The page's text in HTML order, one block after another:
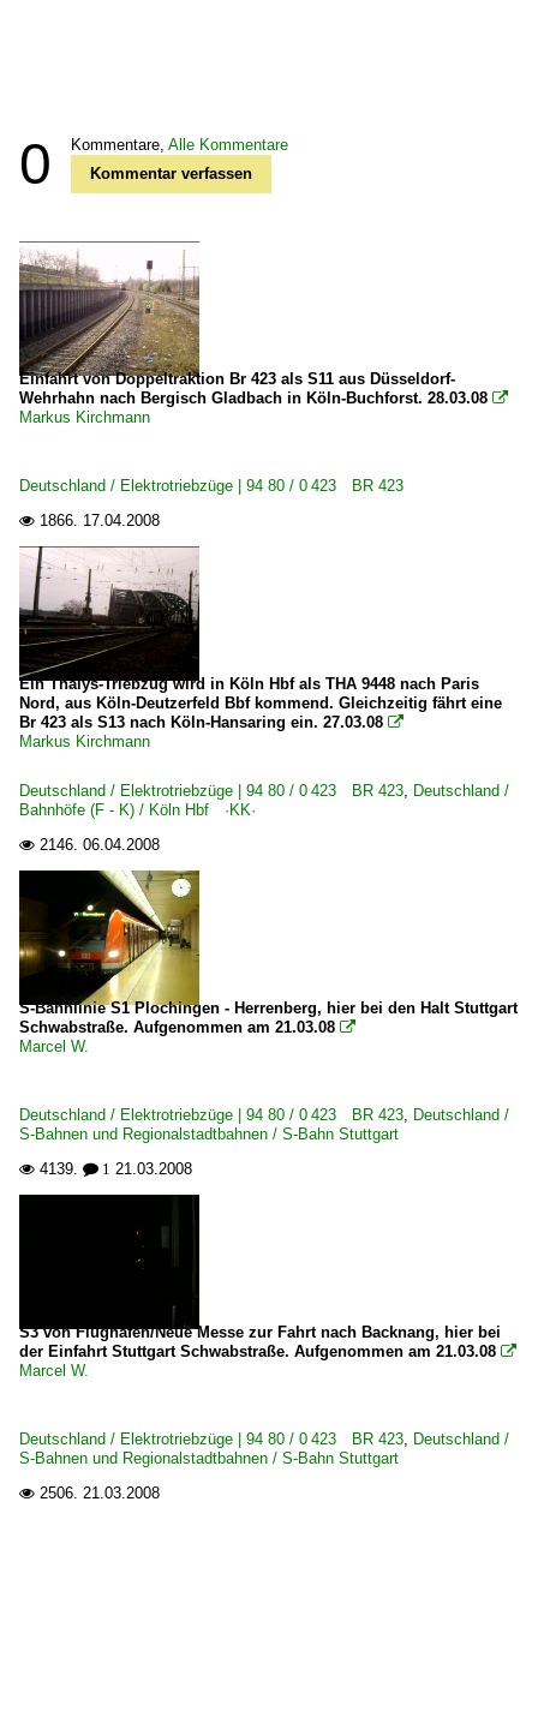
0 Kommentare, Alle Kommentare
Kommentar verfassen
Einfahrt von Doppeltraktion Br 423 als S11 aus Düsseldorf-
Wehrhahn nach Bergisch Gladbach in Köln-Buchforst. 28.03.08 
Markus Kirchmann
Deutschland / Elektrotriebzüge | 94 80 / 0 423 BR 423
 1866. 17.04.2008
Ein Thalys-Triebzug wird in Köln Hbf als THA 9448 nach Paris
Nord, aus Köln-Deutzerfeld Bbf kommend. Gleichzeitig fährt eine
Br 423 als S13 nach Köln-Hansaring ein. 27.03.08 
Markus Kirchmann
Deutschland / Elektrotriebzüge | 94 80 / 0 423 BR 423, Deutschland /
Bahnhöfe (F - K) / Köln Hbf ·KK·
 2146. 06.04.2008
S-Bahnlinie S1 Plochingen - Herrenberg, hier bei den Halt Stuttgart
Schwabstraße. Aufgenommen am 21.03.08 
Marcel W.
Deutschland / Elektrotriebzüge | 94 80 / 0 423 BR 423, Deutschland /
S-Bahnen und Regionalstadtbahnen / S-Bahn Stuttgart
 4139.  1 21.03.2008
S3 von Flughafen/Neue Messe zur Fahrt nach Backnang, hier bei
der Einfahrt Stuttgart Schwabstraße. Aufgenommen am 21.03.08 
Marcel W.
Deutschland / Elektrotriebzüge | 94 80 / 0 423 BR 423, Deutschland /
S-Bahnen und Regionalstadtbahnen / S-Bahn Stuttgart
 2506. 21.03.2008